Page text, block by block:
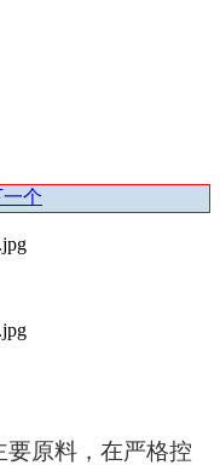
一个
原料，在严格控